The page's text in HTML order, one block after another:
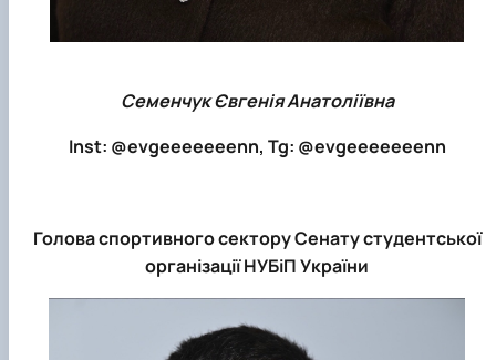
Семенчук Євгенія Анатоліївна
Inst: @evgeeeeeeenn, Tg: @evgeeeeeeenn
Голова спортивного сектору Сенату студентської
організації НУБіП України